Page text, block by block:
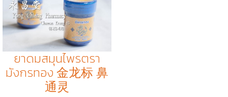
ยาดมสมุนไพรตรา
มังกรทอง 金龙标 鼻
通灵